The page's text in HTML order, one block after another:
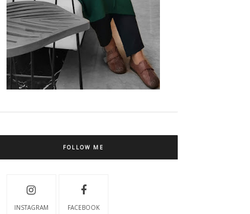
FOLLOW ME
INSTAGRAM FACEBOOK